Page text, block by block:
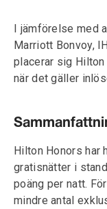
I jämförelse med
Marriott Bonvoy,
placerar sig
när det gäller
Hilton Honors har
gratisnätter i
poäng per natt.
mindre antal